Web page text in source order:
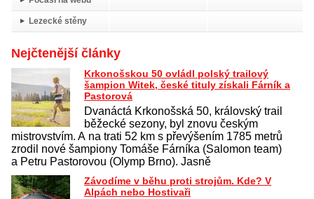
Lezecké stěny
Nejčtenější články
Krkonošskou 50 ovládl polský trailový
šampion Witek, české tituly získali Fárník a
Pastorová
Dvanáctá Krkonošská 50, královský trail
běžecké sezony, byl znovu českým
mistrovstvím. A na trati 52 km s převýšením 1785 metrů
zrodil nové šampiony Tomáše Fárníka (Salomon team)
a Petru Pastorovou (Olymp Brno). Jasně
Závodíme v běhu proti strojům. Kde? V
Alpách nebo Hostivaři